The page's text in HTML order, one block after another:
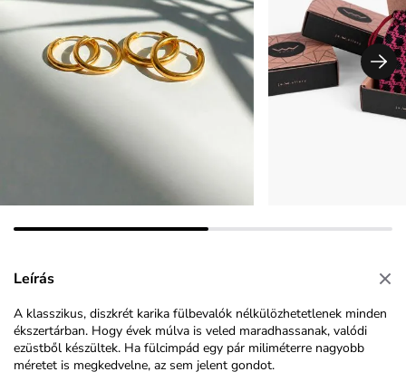
Leírás
A klasszikus, diszkrét karika fülbevalók nélkülözhetetlenek minden
ékszertárban. Hogy évek múlva is veled maradhassanak, valódi
ezüstből készültek. Ha fülcimpád egy pár miliméterre nagyobb
méretet is megkedvelne, az sem jelent gondot.